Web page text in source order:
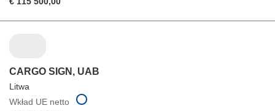
CARGO SIGN, UAB
Litwa
Wkład UE netto